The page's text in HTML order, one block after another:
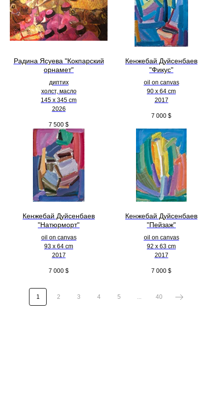
Радина Ясуева "Кокпарский
орнамет"
диптих
холст, масло
145 х 345 cm
2026
7 500 $
Кенжебай Дуйсенбаев
"Фикус"
oil on canvas
90 x 64 cm
2017
7 000 $
Кенжебай Дуйсенбаев
"Натюрморт"
oil on canvas
93 x 64 cm
2017
7 000 $
Кенжебай Дуйсенбаев
"Пейзаж"
oil on canvas
92 x 63 cm
2017
7 000 $
1 2 3 4 5 ... 40